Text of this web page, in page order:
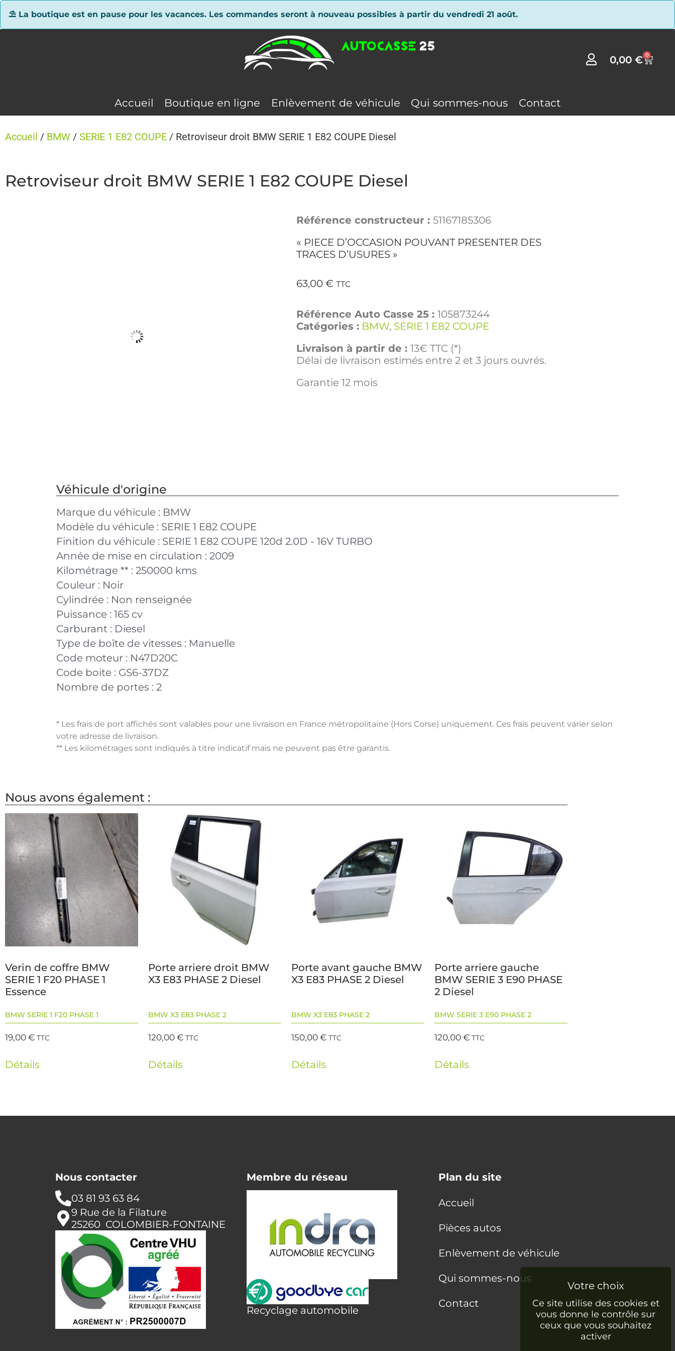
⛱ La boutique est en pause pour les vacances. Les commandes seront à nouveau possibles à partir du vendredi 21 août.
0,00€ 0
Accueil Boutique en ligne Enlèvement de véhicule Qui sommes-nous Contact
Accueil / BMW / SERIE 1 E82 COUPE / Retroviseur droit BMW SERIE 1 E82 COUPE Diesel
Retroviseur droit BMW SERIE 1 E82 COUPE Diesel
Référence constructeur : 51167185306
« PIECE D’OCCASION POUVANT PRESENTER DES
TRACES D’USURES »
63,00 € TTC
Référence Auto Casse 25 : 105873244
Catégories : BMW, SERIE 1 E82 COUPE
Livraison à partir de : 13€ TTC (*)
Délai de livraison estimés entre 2 et 3 jours ouvrés.
Garantie 12 mois
Véhicule d'origine
Marque du véhicule : BMW
Modèle du véhicule : SERIE 1 E82 COUPE
Finition du véhicule : SERIE 1 E82 COUPE 120d 2.0D - 16V TURBO
Année de mise en circulation : 2009
Kilométrage ** : 250000 kms
Couleur : Noir
Cylindrée : Non renseignée
Puissance : 165 cv
Carburant : Diesel
Type de boîte de vitesses : Manuelle
Code moteur : N47D20C
Code boite : GS6-37DZ
Nombre de portes : 2
* Les frais de port affichés sont valables pour une livraison en France métropolitaine (Hors Corse) uniquement. Ces frais peuvent varier selon
votre adresse de livraison.
** Les kilométrages sont indiqués à titre indicatif mais ne peuvent pas être garantis.
Nous avons également :
Verin de coffre BMW
SERIE 1 F20 PHASE 1
Essence
BMW SERIE 1 F20 PHASE 1
19,00€ TTC
Détails
Porte arriere droit BMW
X3 E83 PHASE 2 Diesel
BMW X3 E83 PHASE 2
120,00€ TTC
Détails
Porte avant gauche BMW
X3 E83 PHASE 2 Diesel
BMW X3 E83 PHASE 2
150,00€ TTC
Détails
Porte arriere gauche
BMW SERIE 3 E90 PHASE
2 Diesel
BMW SERIE 3 E90 PHASE 2
120,00€ TTC
Détails
Nous contacter
03 81 93 63 84
9 Rue de la Filature
25260 COLOMBIER-FONTAINE
Membre du réseau
Recyclage automobile
Plan du site
Accueil
Pièces autos
Enlèvement de véhicule
Qui sommes-nous
Contact
Panneau de gestion des cookies
Ce site utilise des cookies et
vous donne le contrôle sur
ceux que vous souhaitez
activer